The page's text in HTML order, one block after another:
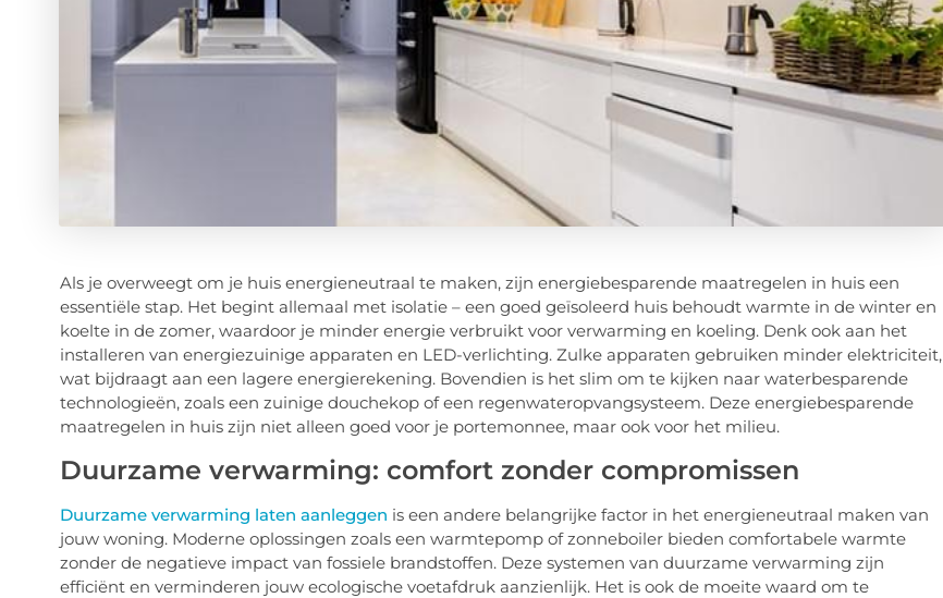
Als je overweegt om je huis energieneutraal te maken, zijn energiebesparende maatregelen in huis een
essentiële stap. Het begint allemaal met isolatie – een goed geïsoleerd huis behoudt warmte in de winter en
koelte in de zomer, waardoor je minder energie verbruikt voor verwarming en koeling. Denk ook aan het
installeren van energiezuinige apparaten en LED-verlichting. Zulke apparaten gebruiken minder elektriciteit,
wat bijdraagt aan een lagere energierekening. Bovendien is het slim om te kijken naar waterbesparende
technologieën, zoals een zuinige douchekop of een regenwateropvangsysteem. Deze energiebesparende
maatregelen in huis zijn niet alleen goed voor je portemonnee, maar ook voor het milieu.
Duurzame verwarming: comfort zonder compromissen
Duurzame verwarming laten aanleggen is een andere belangrijke factor in het energieneutraal maken van
jouw woning. Moderne oplossingen zoals een warmtepomp of zonneboiler bieden comfortabele warmte
zonder de negatieve impact van fossiele brandstoffen. Deze systemen van duurzame verwarming zijn
efficiënt en verminderen jouw ecologische voetafdruk aanzienlijk. Het is ook de moeite waard om te